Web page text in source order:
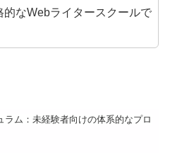
的なWebライタースクールで
ラム：未経験者向けの体系的なプロ